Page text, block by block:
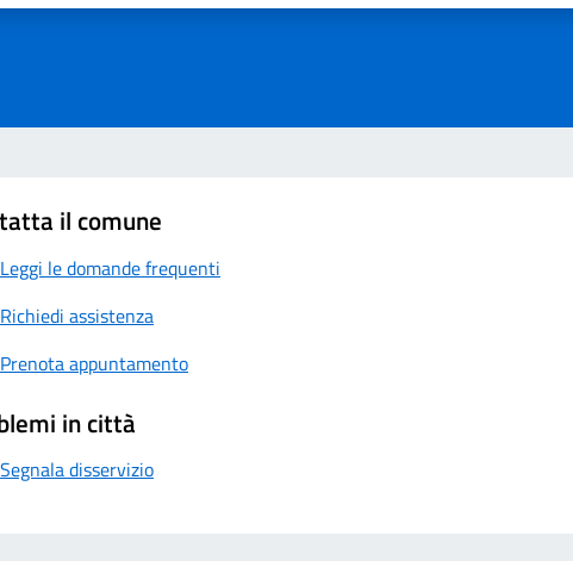
il comune
Leggi le domande frequenti
Richiedi assistenza
Prenota appuntamento
in città
Segnala disservizio